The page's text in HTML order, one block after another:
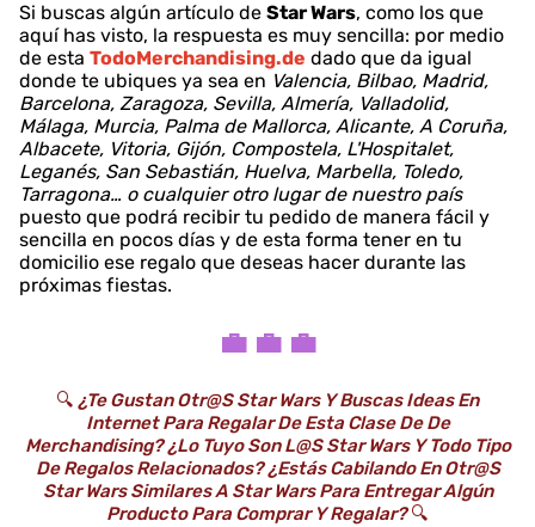
Si buscas algún artículo de Star Wars, como los que
aquí has visto, la respuesta es muy sencilla: por medio
de esta TodoMerchandising.de dado que da igual
donde te ubiques ya sea en Valencia, Bilbao, Madrid,
Barcelona, Zaragoza, Sevilla, Almería, Valladolid,
Málaga, Murcia, Palma de Mallorca, Alicante, A Coruña,
Albacete, Vitoria, Gijón, Compostela, L'Hospitalet,
Leganés, San Sebastián, Huelva, Marbella, Toledo,
Tarragona… o cualquier otro lugar de nuestro país
puesto que podrá recibir tu pedido de manera fácil y
sencilla en pocos días y de esta forma tener en tu
domicilio ese regalo que deseas hacer durante las
próximas fiestas.
💼 💼 💼
🔍 ¿Te Gustan Otr@s Star Wars Y Buscas Ideas En
Internet Para Regalar De Esta Clase De De
Merchandising? ¿Lo Tuyo Son L@s Star Wars Y Todo Tipo
De Regalos Relacionados? ¿Estás Cabilando En Otr@s
Star Wars Similares A Star Wars Para Entregar Algún
Producto Para Comprar Y Regalar?🔍